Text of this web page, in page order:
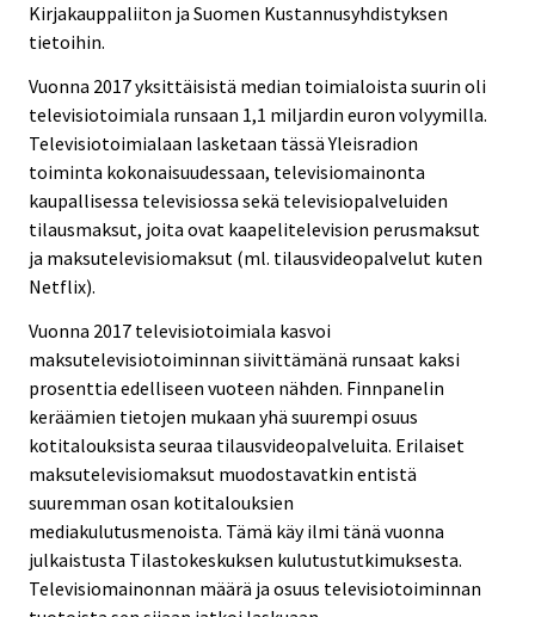
Kirjakauppaliiton ja Suomen Kustannusyhdistyksen
tietoihin.
Vuonna 2017 yksittäisistä median toimialoista suurin oli
televisiotoimiala runsaan 1,1 miljardin euron volyymilla.
Televisiotoimialaan lasketaan tässä Yleisradion
toiminta kokonaisuudessaan, televisiomainonta
kaupallisessa televisiossa sekä televisiopalveluiden
tilausmaksut, joita ovat kaapelitelevision perusmaksut
ja maksutelevisiomaksut (ml. tilausvideopalvelut kuten
Netflix).
Vuonna 2017 televisiotoimiala kasvoi
maksutelevisiotoiminnan siivittämänä runsaat kaksi
prosenttia edelliseen vuoteen nähden. Finnpanelin
keräämien tietojen mukaan yhä suurempi osuus
kotitalouksista seuraa tilausvideopalveluita. Erilaiset
maksutelevisiomaksut muodostavatkin entistä
suuremman osan kotitalouksien
mediakulutusmenoista. Tämä käy ilmi tänä vuonna
julkaistusta Tilastokeskuksen kulutustutkimuksesta.
Televisiomainonnan määrä ja osuus televisiotoiminnan